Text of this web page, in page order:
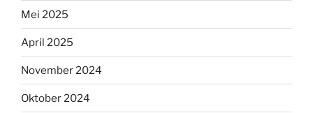
Mei 2025
April 2025
November 2024
Oktober 2024